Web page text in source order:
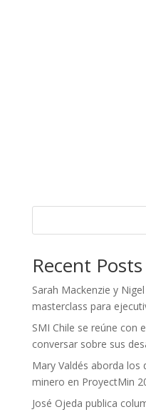
Recent Posts
Sarah Mackenzie y
masterclass para
SMI Chile se reúne con
conversar sobre sus
Mary Valdés aborda los
minero en ProyectMin
José Ojeda publica